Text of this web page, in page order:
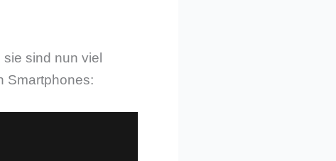
sind nun viel
Smartphones: